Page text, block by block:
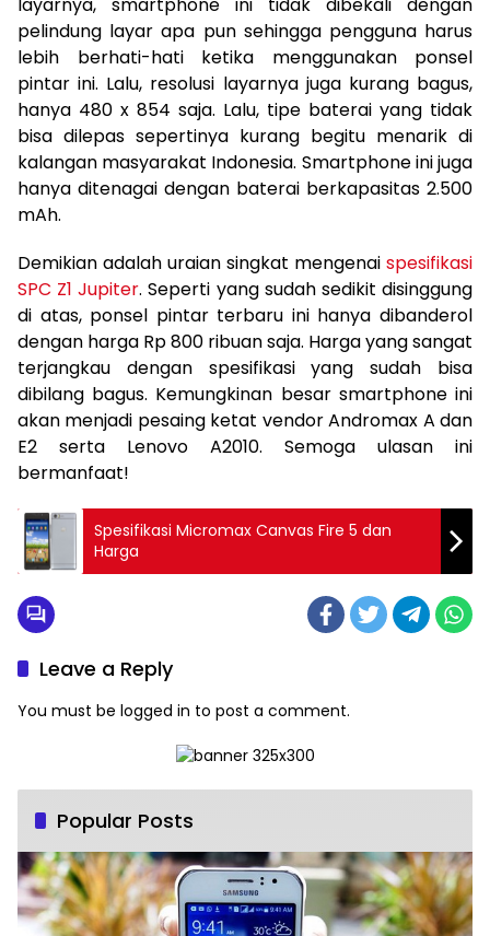
pelindung layar apa pun sehingga pengguna harus
lebih berhati-hati ketika menggunakan ponsel
pintar ini. Lalu, resolusi layarnya juga kurang bagus,
hanya 480 x 854 saja. Lalu, tipe baterai yang tidak
bisa dilepas sepertinya kurang begitu menarik di
kalangan masyarakat Indonesia. Smartphone ini juga
hanya ditenagai dengan baterai berkapasitas 2.500
mAh.
Demikian adalah uraian singkat mengenai spesifikasi
SPC Z1 Jupiter. Seperti yang sudah sedikit disinggung
di atas, ponsel pintar terbaru ini hanya dibanderol
dengan harga Rp 800 ribuan saja. Harga yang sangat
terjangkau dengan spesifikasi yang sudah bisa
dibilang bagus. Kemungkinan besar smartphone ini
akan menjadi pesaing ketat vendor Andromax A dan
E2 serta Lenovo A2010. Semoga ulasan ini
bermanfaat!
Spesifikasi Micromax Canvas Fire 5 dan
Harga
Leave a Reply
You must be logged in to post a comment.
Popular Posts